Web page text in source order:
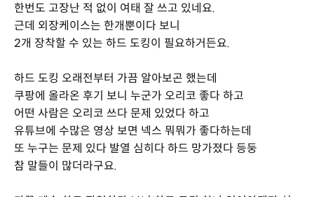
한번도 고장난 적 없이 여태 잘 쓰고 있네요.
근데 외장케이스는 한개뿐이다 보니
2개 장착할 수 있는 하드 도킹이 필요하거든요.
하드 도킹 오래전부터 가끔 알아보곤 했는데
쿠팡에 올라온 후기 보니 누군가 오리코 좋다 하고
어떤 사람은 오리코 쓰다 문제 있었다 하고
유튜브에 수많은 영상 보면 넥스 뭐뭐가 좋다하는데
또 누구는 문제 있다 발열 심히다 하드 망가졌다 등둥
참 말들이 많더라구요.